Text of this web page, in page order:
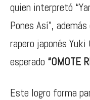
quien interpretó
Pones Así”,
rapero japonés
esperado “OMOTE
Este logro forma